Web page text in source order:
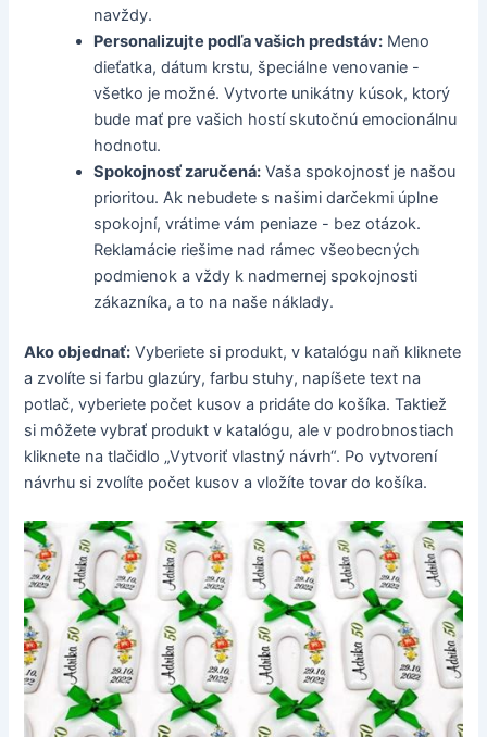
navždy.
Personalizujte podľa vašich predstáv: Meno
dieťatka, dátum krstu, špeciálne venovanie -
všetko je možné. Vytvorte unikátny kúsok, ktorý
bude mať pre vašich hostí skutočnú emocionálnu
hodnotu.
Spokojnosť zaručená: Vaša spokojnosť je našou
prioritou. Ak nebudete s našimi darčekmi úplne
spokojní, vrátime vám peniaze - bez otázok.
Reklamácie riešime nad rámec všeobecných
podmienok a vždy k nadmernej spokojnosti
zákazníka, a to na naše náklady.
Ako objednať: Vyberiete si produkt, v katalógu naň kliknete
a zvolíte si farbu glazúry, farbu stuhy, napíšete text na
potlač, vyberiete počet kusov a pridáte do košíka. Taktiež
si môžete vybrať produkt v katalógu, ale v podrobnostiach
kliknete na tlačidlo „Vytvoriť vlastný návrh“. Po vytvorení
návrhu si zvolíte počet kusov a vložíte tovar do košíka.